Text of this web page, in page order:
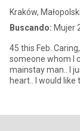
Kraków,
Buscando: Mujer
45 this Feb. Caring, loving,
someone whom I
mainstay man.. I
heart.. I